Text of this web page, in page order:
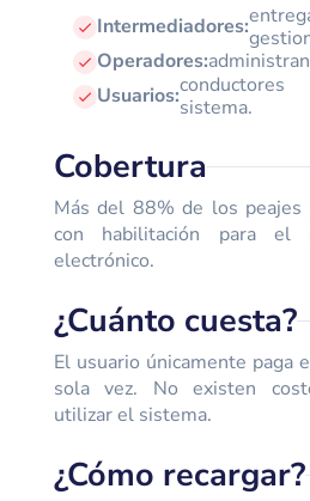
Intermediadores:
Operadores:
Usuarios:sistema.
Cobertura
Más del 88% de los peajes
con habilitación para el
electrónico.
¿Cuánto cuesta?
El usuario únicamente paga
sola vez. No existen
utilizar el sistema.
¿Cómo recargar?